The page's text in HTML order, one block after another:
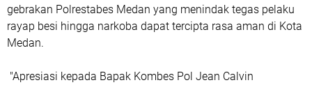
gebrakan Polrestabes Medan yang menindak tegas pelaku
rayap besi hingga narkoba dapat tercipta rasa aman di Kota
Medan.
"Apresiasi kepada Bapak Kombes Pol Jean Calvin